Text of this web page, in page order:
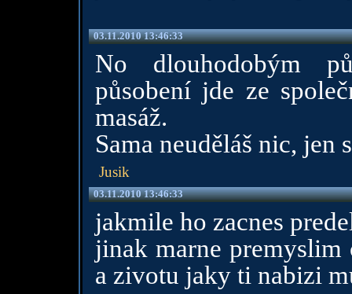
03.11.2010 13:46:33
No dlouhodobým
působení jde ze
masáž.
Sama neuděláš nic, jen
Jusik
03.11.2010 13:46:33
jakmile ho zacnes
jinak marne
a zivotu jaky ti nabizi